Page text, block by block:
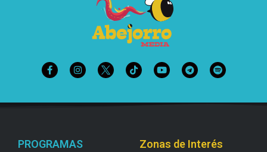
PROGRAMAS Zonas de Interés